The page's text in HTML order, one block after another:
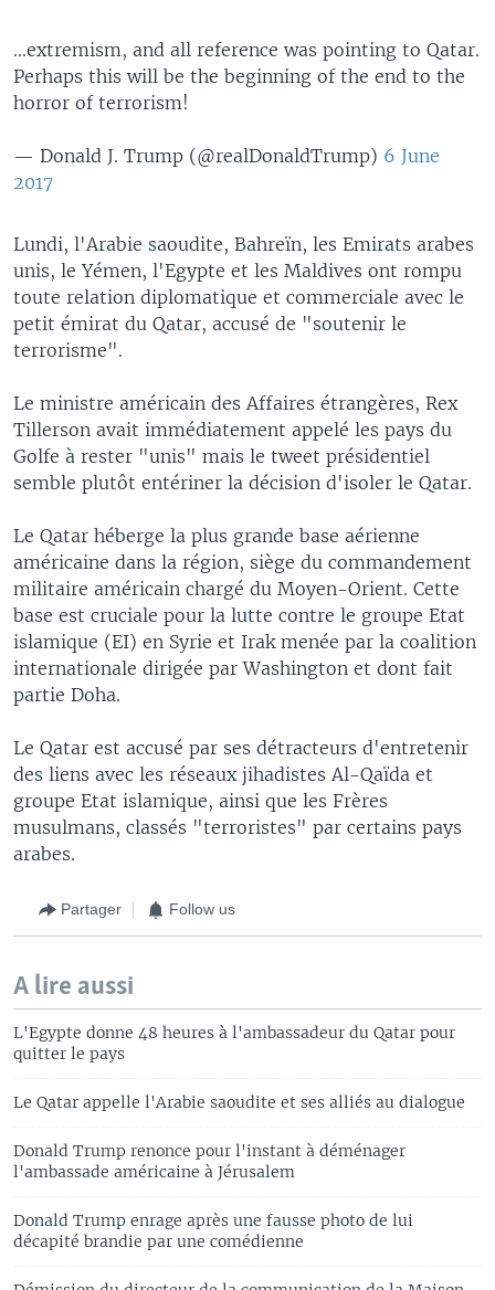
...extremism, and all reference was pointing to Qatar.
Perhaps this will be the beginning of the end to the
horror of terrorism!
— Donald J. Trump (@realDonaldTrump) 6 June
2017
Lundi, l'Arabie saoudite, Bahreïn, les Emirats arabes
unis, le Yémen, l'Egypte et les Maldives ont rompu
toute relation diplomatique et commerciale avec le
petit émirat du Qatar, accusé de "soutenir le
terrorisme".
Le ministre américain des Affaires étrangères, Rex
Tillerson avait immédiatement appelé les pays du
Golfe à rester "unis" mais le tweet présidentiel
semble plutôt entériner la décision d'isoler le Qatar.
Le Qatar héberge la plus grande base aérienne
américaine dans la région, siège du commandement
militaire américain chargé du Moyen-Orient. Cette
base est cruciale pour la lutte contre le groupe Etat
islamique (EI) en Syrie et Irak menée par la coalition
internationale dirigée par Washington et dont fait
partie Doha.
Le Qatar est accusé par ses détracteurs d'entretenir
des liens avec les réseaux jihadistes Al-Qaïda et
groupe Etat islamique, ainsi que les Frères
musulmans, classés "terroristes" par certains pays
arabes.
Partager Follow us
A lire aussi
L'Egypte donne 48 heures à l'ambassadeur du Qatar pour
quitter le pays
Le Qatar appelle l'Arabie saoudite et ses alliés au dialogue
Donald Trump renonce pour l'instant à déménager
l'ambassade américaine à Jérusalem
Donald Trump enrage après une fausse photo de lui
décapité brandie par une comédienne